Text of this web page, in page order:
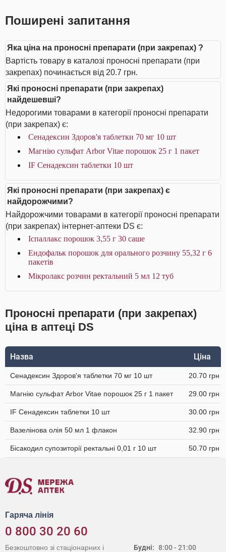
Поширені запитання
Яка ціна на проносні препарати (при закрепах) ?
Вартість товару в каталозі проносні препарати (при
закрепах) починається від 20.7 грн.
Які проносні препарати (при закрепах)
найдешевші?
Недорогими товарами в категорії проносні препарати
(при закрепах) є:
Сенадексин Здоров'я таблетки 70 мг 10 шт
Магнію сульфат Arbor Vitae порошок 25 г 1 пакет
IF Сенадексин таблетки 10 шт
Які проносні препарати (при закрепах) є
найдорожчими?
Найдорожчими товарами в категорії проносні препарати
(при закрепах) інтернет-аптеки DS є:
Іспаллакс порошок 3,55 г 30 саше
Ендофальк порошок для орального розчину 55,32 г 6
пакетів
Мікролакс розчин ректальний 5 мл 12 туб
Проносні препарати (при закрепах)
ціна в аптеці DS
Назва Ціна
Сенадексин Здоров'я таблетки 70 мг 10 шт 20.70 грн
Магнію сульфат Arbor Vitae порошок 25 г 1 пакет 29.00 грн
IF Сенадексин таблетки 10 шт 30.00 грн
Вазелінова олія 50 мл 1 флакон 32.90 грн
Бісакодил супозиторії ректальні 0,01 г 10 шт 50.70 грн
Гаряча лінія
0 800 30 20 60
Будні: 8:00 - 21:00
Безкоштовно зі стаціонарних і